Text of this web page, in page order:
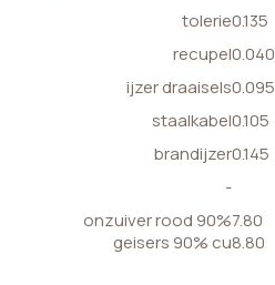
tolerie0.135
recupel0.040
ijzer draaisels0.095
staalkabel0.105
brandijzer0.145
-
onzuiver rood 90%
geisers 90% cu
7.80
8.80